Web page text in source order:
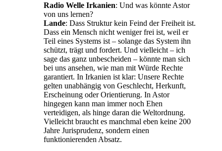
Radio Welle Irkanien: Und was könnte Astor
von uns lernen?
Lande: Dass Struktur kein Feind der Freiheit ist.
Dass ein Mensch nicht weniger frei ist, weil er
Teil eines Systems ist – solange das System ihn
schützt, trägt und fordert. Und vielleicht – ich
sage das ganz unbescheiden – könnte man sich
bei uns ansehen, wie man mit Würde Rechte
garantiert. In Irkanien ist klar: Unsere Rechte
gelten unabhängig von Geschlecht, Herkunft,
Erscheinung oder Orientierung. In Astor
hingegen kann man immer noch Ehen
verteidigen, als hinge daran die Weltordnung.
Vielleicht braucht es manchmal eben keine 200
Jahre Jurisprudenz, sondern einen
funktionierenden Absatz.